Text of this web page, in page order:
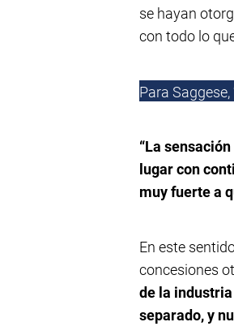
se hayan
con todo lo
Para
“La
lugar con
muy fuerte a
En este
concesiones
de la
separado, y